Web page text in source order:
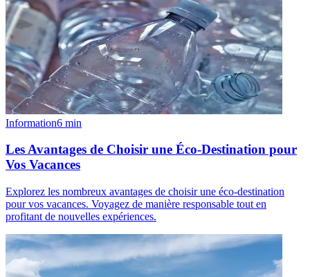
Information6 min
Les Avantages de Choisir une Éco-Destination pour
Vos Vacances
Explorez les nombreux avantages de choisir une éco-destination
pour vos vacances. Voyagez de manière responsable tout en
profitant de nouvelles expériences.